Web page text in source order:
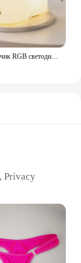
Сенсорный датчик RGB светодиодный ночник с кроликом, 16 цветов, USB перезаряжаемая силиконовая лампа в виде кролика для детей, детские игрушки, подарок на фестиваль
Privacy
to Fit